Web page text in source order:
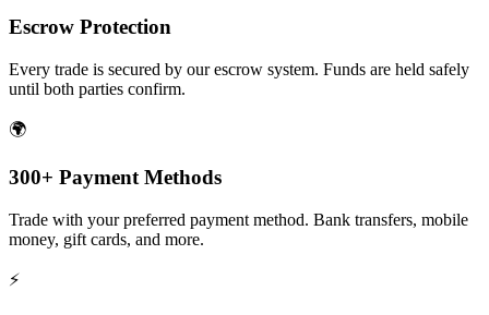
Escrow Protection
Every trade is secured by our escrow system. Funds are held safely
until both parties confirm.
🌍
300+ Payment Methods
Trade with your preferred payment method. Bank transfers, mobile
money, gift cards, and more.
⚡